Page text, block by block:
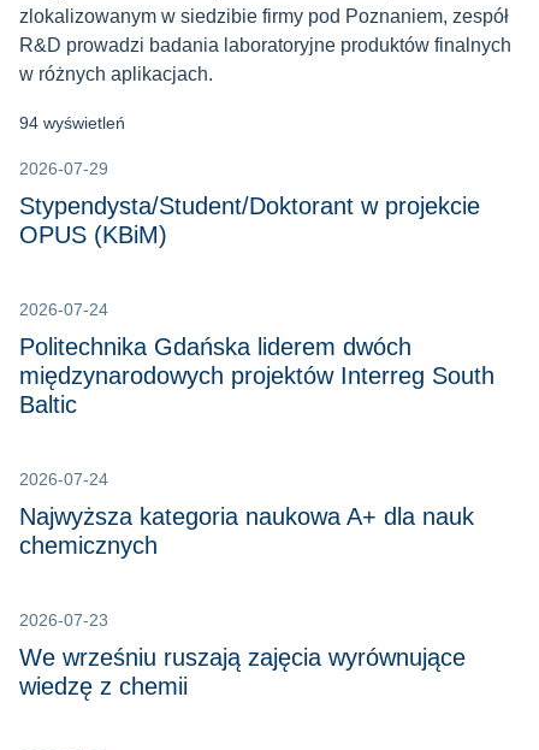
zlokalizowanym w siedzibie firmy pod Poznaniem, zespół
R&D prowadzi badania laboratoryjne produktów finalnych
w różnych aplikacjach.
94 wyświetleń
2026-07-29
Stypendysta/Student/Doktorant w projekcie
OPUS (KBiM)
2026-07-24
Politechnika Gdańska liderem dwóch
międzynarodowych projektów Interreg South
Baltic
2026-07-24
Najwyższa kategoria naukowa A+ dla nauk
chemicznych
2026-07-23
We wrześniu ruszają zajęcia wyrównujące
wiedzę z chemii